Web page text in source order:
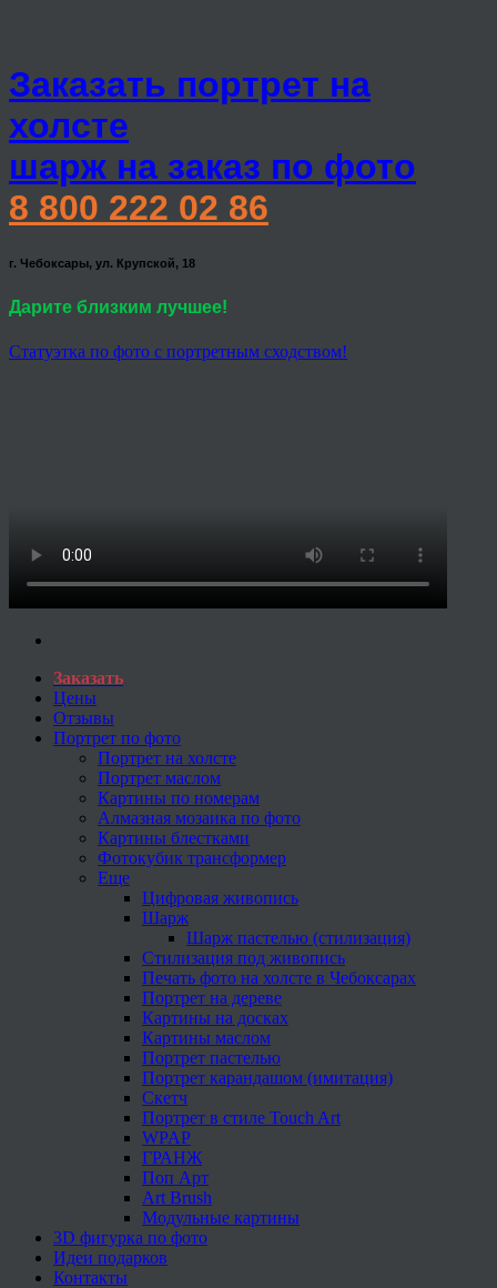
Заказать портрет на
холсте
шарж на заказ по фото
8 800 222 02 86
г. Чебоксары, ул. Крупской, 18
Дарите близким лучшее!
Статуэтка по фото с портретным сходством!
Заказать
Цены
Отзывы
Портрет по фото
Портрет на холсте
Портрет маслом
Картины по номерам
Алмазная мозаика по фото
Картины блестками
Фотокубик трансформер
Еще
Цифровая живопись
Шарж
Шарж пастелью (стилизация)
Стилизация под живопись
Печать фото на холсте в Чебоксарах
Портрет на дереве
Картины на досках
Картины маслом
Портрет пастелью
Портрет карандашом (имитация)
Скетч
Портрет в стиле Touch Art
WPAP
ГРАНЖ
Поп Арт
Art Brush
Модульные картины
3D фигурка по фото
Идеи подарков
Контакты